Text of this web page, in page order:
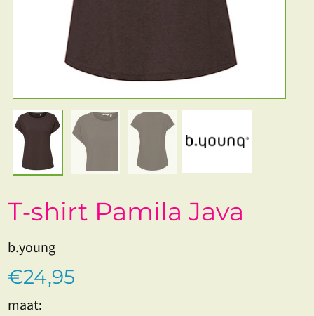
T‑shirt Pamila Java
b.young
€24,95
maat: